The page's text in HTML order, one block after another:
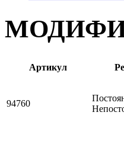
Артикул
94760